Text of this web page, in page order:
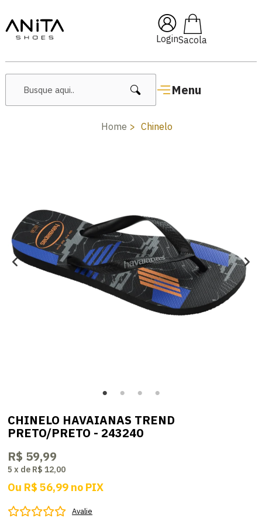
Login
Menu
🔥 Lançamentos Femininos
Home Chinelo
CHINELO HAVAIANAS TREND
PRETO/PRETO - 243240
R$ 59,99
5 x de R$ 12,00
Ou R$ 56,99 no PIX
Avalie